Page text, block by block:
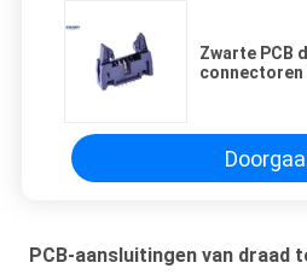
Zwarte PCB
connectoren
PCB-aansluitingen van draad